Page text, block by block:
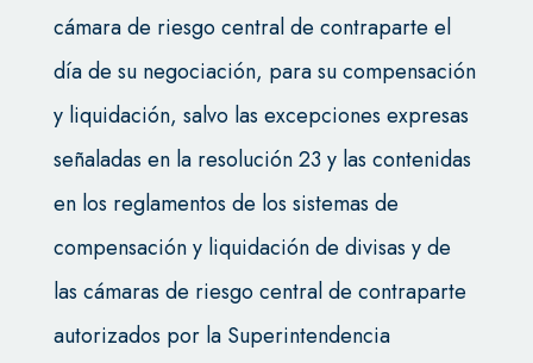
cámara de riesgo central de contraparte el
día de su negociación, para su compensación
y liquidación, salvo las excepciones expresas
señaladas en la resolución 23 y las contenidas
en los reglamentos de los sistemas de
compensación y liquidación de divisas y de
las cámaras de riesgo central de contraparte
autorizados por la Superintendencia